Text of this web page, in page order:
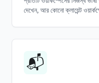
দেখেন, আর কোনো ক্লায়েন্ট
📬